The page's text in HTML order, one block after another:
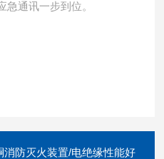
急通讯一步到位。
消防灭火装置/电绝缘性能好